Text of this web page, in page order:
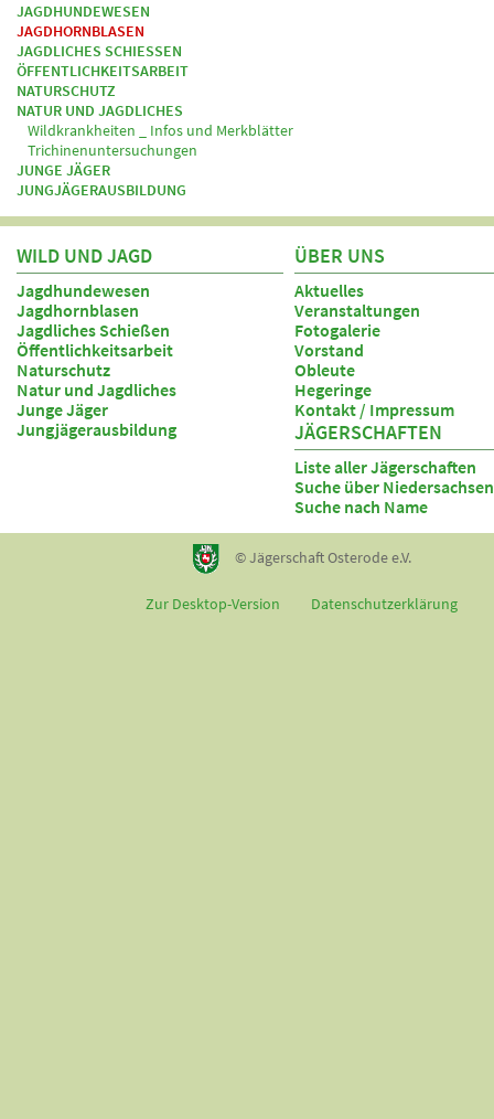
JAGDHUNDEWESEN
JAGDHORNBLASEN
JAGDLICHES SCHIESSEN
ÖFFENTLICHKEITSARBEIT
NATURSCHUTZ
NATUR UND JAGDLICHES
Wildkrankheiten _ Infos und Merkblätter
Trichinenuntersuchungen
JUNGE JÄGER
JUNGJÄGERAUSBILDUNG
WILD UND JAGD
Jagdhundewesen
Jagdhornblasen
Jagdliches Schießen
Öffentlichkeitsarbeit
Naturschutz
Natur und Jagdliches
Junge Jäger
Jungjägerausbildung
ÜBER UNS
Aktuelles
Veranstaltungen
Fotogalerie
Vorstand
Obleute
Hegeringe
Kontakt / Impressum
JÄGERSCHAFTEN
Liste aller Jägerschaften
Suche über
Suche nach Name
© Jägerschaft Osterode e.V.
Zur Desktop-Version Datenschutzerklärung